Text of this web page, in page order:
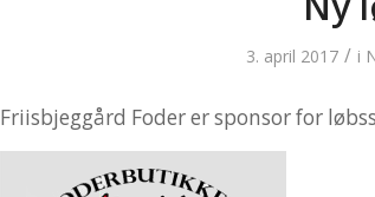
3. april 2017 / i
Friisbjeggård Foder er sponsor for